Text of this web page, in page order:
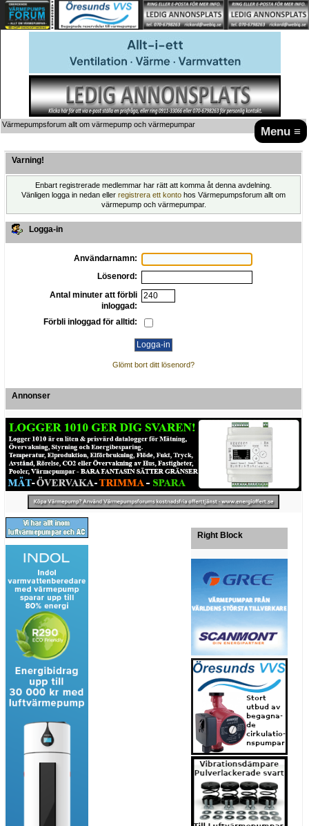
Menu ≡
Värmepumpsforum allt om värmepump och värmepumpar
Varning!
Enbart registrerade medlemmar har rätt att komma åt denna avdelning.
Vänligen logga in nedan eller registrera ett konto hos Värmepumpsforum allt om
värmepump och värmepumpar.
Logga-in
Användarnamn:
Lösenord:
Antal minuter att förbli
inloggad:
Förbli inloggad för alltid:
Glömt bort ditt lösenord?
Annonser
Right Block